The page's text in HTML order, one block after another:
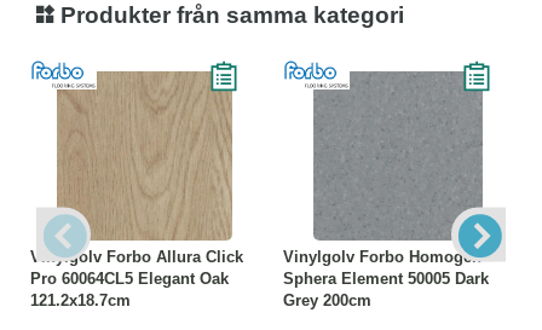
Produkter från samma kategori
Vinylgolv Forbo Allura Click
Pro 60064CL5 Elegant Oak
121.2x18.7cm
Vinylgolv Forbo Homogen
Sphera Element 50005 Dark
Grey 200cm